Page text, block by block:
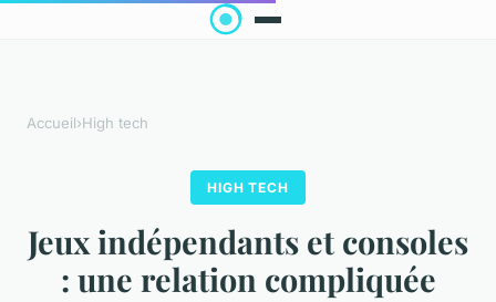
Accueil›High tech
HIGH TECH
Jeux indépendants et consoles
: une relation compliquée